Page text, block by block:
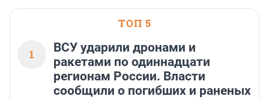
ТОП 5
1
ВСУ ударили дронами и
ракетами по одиннадцати
регионам России. Власти
сообщили о погибших и раненых